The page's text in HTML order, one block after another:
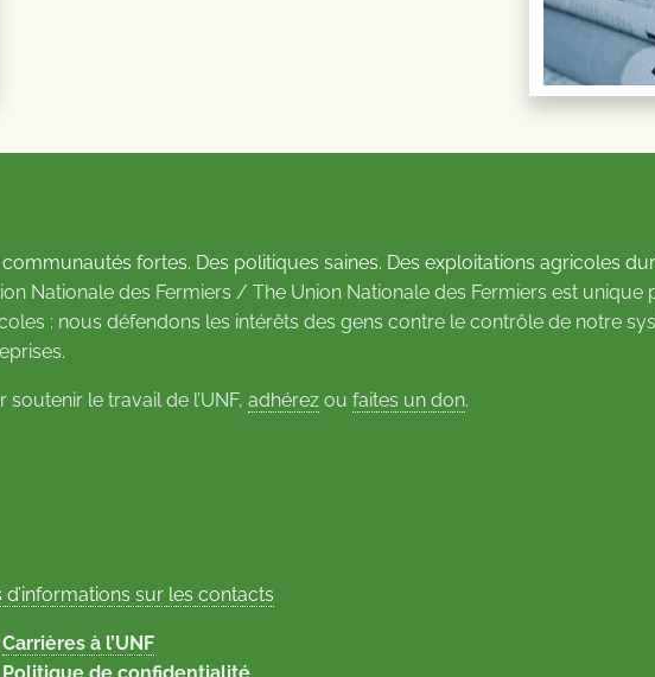
communautés fortes. Des politiques saines. Des exploitations agricoles
Nationale des Fermiers / The Union Nationale des Fermiers est unique
: nous défendons les intérêts des gens contre le contrôle de notre
soutenir le travail de l’UNF, adhérez ou faites un don.
d’informations sur les contacts
Carrières à l’UNF